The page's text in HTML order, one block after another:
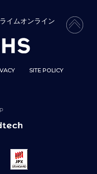
イムオンライン
SITE POLICY